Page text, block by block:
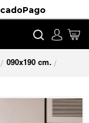
Buscar
/ 090x190 cm. /